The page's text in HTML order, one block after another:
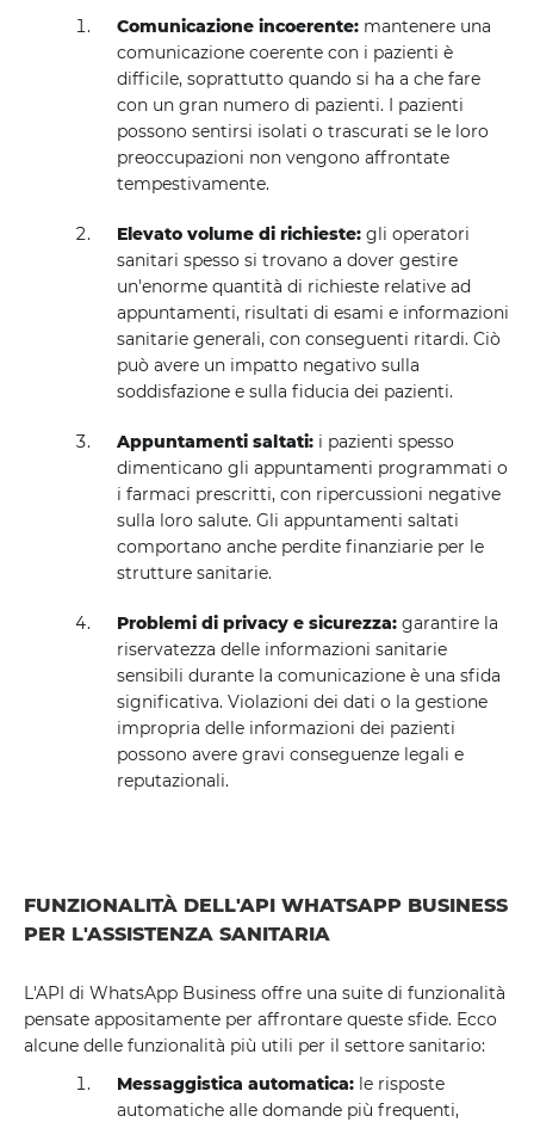
Comunicazione incoerente: mantenere una
comunicazione coerente con i pazienti è
difficile, soprattutto quando si ha a che fare
con un gran numero di pazienti. I pazienti
possono sentirsi isolati o trascurati se le loro
preoccupazioni non vengono affrontate
tempestivamente.
Elevato volume di richieste: gli operatori
sanitari spesso si trovano a dover gestire
un'enorme quantità di richieste relative ad
appuntamenti, risultati di esami e informazioni
sanitarie generali, con conseguenti ritardi. Ciò
può avere un impatto negativo sulla
soddisfazione e sulla fiducia dei pazienti.
Appuntamenti saltati: i pazienti spesso
dimenticano gli appuntamenti programmati o
i farmaci prescritti, con ripercussioni negative
sulla loro salute. Gli appuntamenti saltati
comportano anche perdite finanziarie per le
strutture sanitarie.
Problemi di privacy e sicurezza: garantire la
riservatezza delle informazioni sanitarie
sensibili durante la comunicazione è una sfida
significativa. Violazioni dei dati o la gestione
impropria delle informazioni dei pazienti
possono avere gravi conseguenze legali e
reputazionali.
FUNZIONALITÀ DELL'API WHATSAPP BUSINESS
PER L'ASSISTENZA SANITARIA
L'API di WhatsApp Business offre una suite di funzionalità
pensate appositamente per affrontare queste sfide. Ecco
alcune delle funzionalità più utili per il settore sanitario:
Messaggistica automatica: le risposte
automatiche alle domande più frequenti,